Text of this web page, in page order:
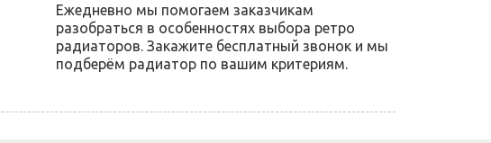
Ежедневно мы помогаем заказчикам
разобраться в особенностях выбора ретро
радиаторов. Закажите бесплатный звонок и мы
подберём радиатор по вашим критериям.